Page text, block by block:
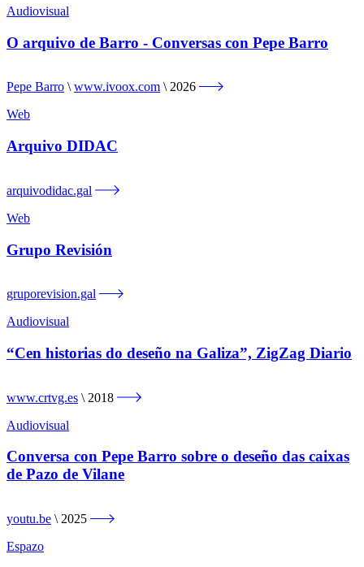
Audiovisual
O arquivo de Barro - Conversas con Pepe Barro
Pepe Barro www.ivoox.com
2026
Web
Arquivo DIDAC
arquivodidac.gal
Web
Grupo Revisión
gruporevision.gal
Audiovisual
“Cen historias do deseño na Galiza”, ZigZag Diario
www.crtvg.es
2018
Audiovisual
Conversa con Pepe Barro sobre o deseño das caixas
de Pazo de Vilane
youtu.be
2025
Espazo